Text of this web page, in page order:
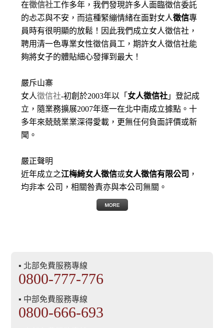
在徵信社工作多年，我們發現許多人面臨徵信委託
的忐忑與不安，而這種緊繃情緒在面對女人徵信專
員時有很明顯的放鬆！因此我們成立女人徵信社，
聘用清一色專業女性徵信員工，期許女人徵信社能
夠將女子的體貼細心發揮到最大 ！
嚴斥山寨
女人徵信社-初創於2003年以「 女人徵信社 」登記成
立，隨業務擴展2007年逐一在北中南成立據點。十
多年來兢兢業業深得愛載，更無任何負面評價或新
聞。
嚴正聲明
近年成立之江梅綺女人徵信或女人徵信有限公司 ，
均非本 公司，相關咎責亦與本公司無關。
▪ 北部免費服務專線
0800-777-776
▪ 中部免費服務專線
0800-666-693